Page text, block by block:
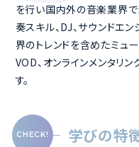
を行い国内外の音楽業界
奏スキル、DJ、サウンドエ
界のトレンドを含めたミュ
VOD、オンラインメンタリ
す。
学びの特